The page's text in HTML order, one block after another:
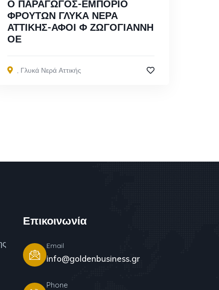
Ο ΠΑΡΑΓΩΓΟΣ-ΕΜΠΟΡΙΟ
ΦΡΟΥΤΩΝ ΓΛΥΚΑ ΝΕΡΑ
ΑΤΤΙΚΗΣ-ΑΦΟΙ Φ ΖΩΓΟΓΙΑΝΝΗ
ΟΕ
, Γλυκά Νερά Αττικής
Επικοινωνία
Email
info@goldenbusiness.gr
Phone